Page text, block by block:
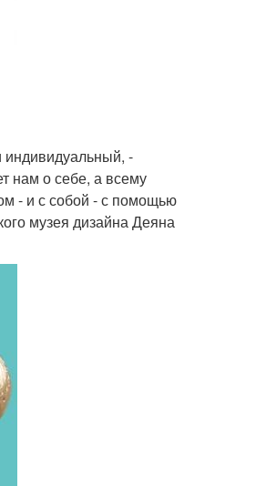
индивидуальный, -
нам о себе, а всему
- и с собой - с помощью
музея дизайна Деяна